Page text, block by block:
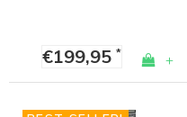
€199,95* +